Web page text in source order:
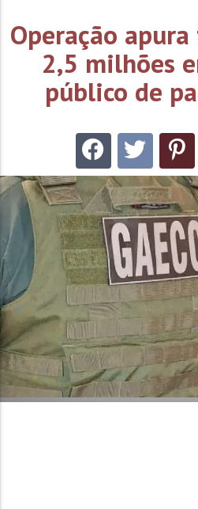
Operação
2,5 milhões
público de